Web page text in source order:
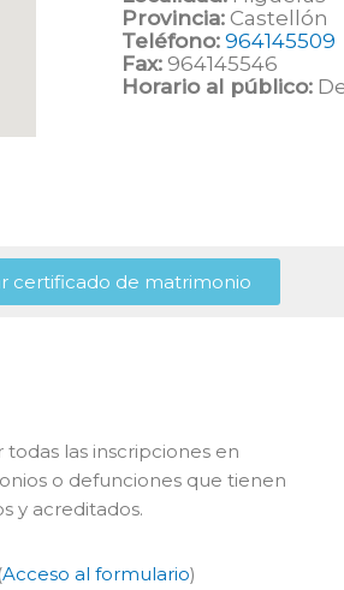
Provincia: Castellón
Teléfono: 964145509
Fax: 964145546
Horario al público:
certificado de matrimonio
las inscripciones en
o defunciones que tienen
y acreditados.
(Acceso al formulario)